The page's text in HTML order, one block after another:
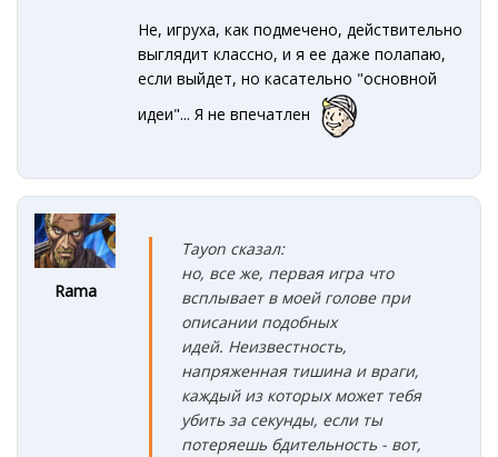
Не, игруха, как подмечено, действительно
выглядит классно, и я ее даже полапаю,
если выйдет, но касательно "основной
идеи"... Я не впечатлен
Rama
Tayon сказал:
но, все же, первая игра что
всплывает в моей голове при
описании подобных
идей. Неизвестность,
напряженная тишина и враги,
каждый из которых может тебя
убить за секунды, если ты
потеряешь бдительность - вот,